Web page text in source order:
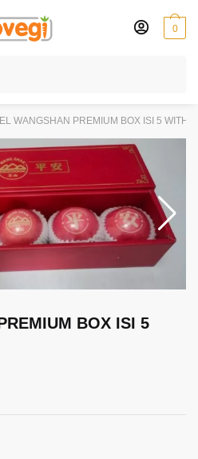
0
WANGSHAN PREMIUM BOX ISI 5 WITH
BOX ISI 5